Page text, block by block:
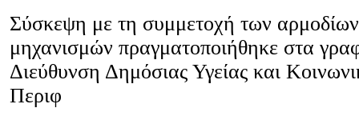
Σύσκεψη με τη συμμετοχή των αρμοδίων
μηχανισμών πραγματοποιήθηκε στα
Διεύθυνση Δημόσιας Υγείας και
Περιφ